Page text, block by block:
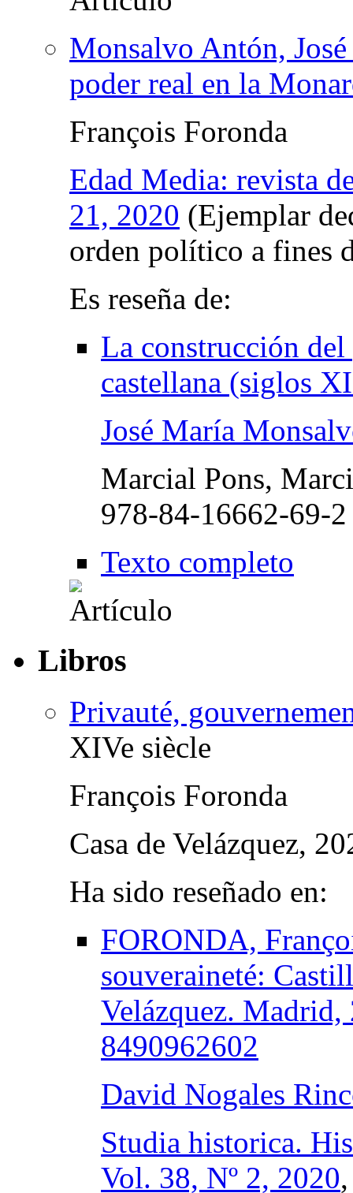
Monsalvo Antón,
poder real en la
François Foronda
Edad Media: revista
21, 2020 (Ejemplar
orden político a fines
Es reseña de:
La construcción
castellana (siglos
José María
Marcial Pons,
978-84-16662-69-2
Texto completo
Libros
Privauté,
XIVe siècle
François Foronda
Casa de Velázquez,
Ha sido reseñado en:
FORONDA,
souveraineté:
Velázquez.
8490962602
David Nogales
Studia historica.
Vol. 38, Nº 2, 2020